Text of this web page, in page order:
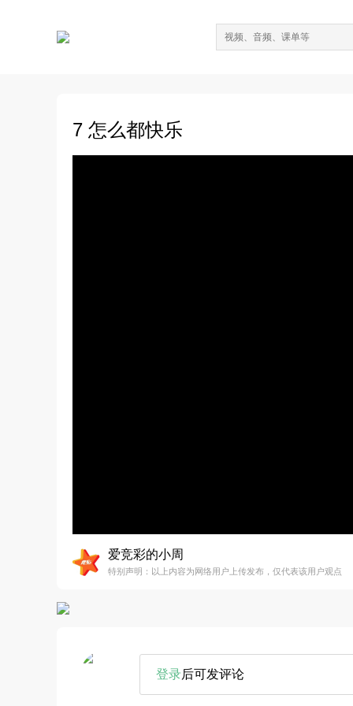
7 怎么都快乐
爱竞彩的小周
特别声明：以上内容为网络用户上传发布，仅代表该用户观点
登录后可发评论